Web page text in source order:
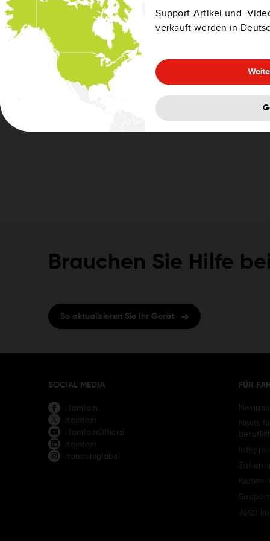
Brauchen Sie Hilfe
So aktualisieren Sie Ihr Gerät
SOCIAL MEDIA
/TomTom
/tomtom
/TomTomOfficial
/tomtom
/tomtomglobal
FÜR
Navis
Karten-
Support
Jetzt
Support-Artikel und -
verkauft werden in